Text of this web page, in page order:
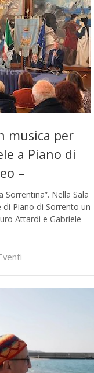
musica per
a Piano di
–
Sorrentina”. Nella Sala
di Piano di Sorrento un
Attardi e Gabriele